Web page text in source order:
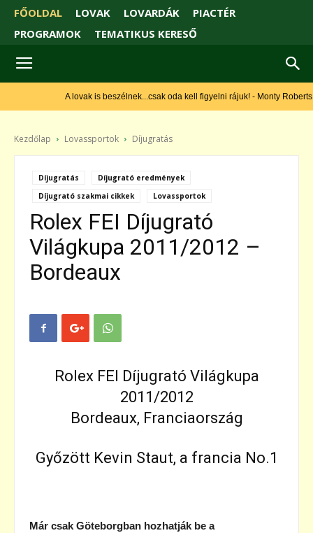
FŐOLDAL LOVAK LOVARDÁK
PIACTÉR
PROGRAMOK
TEMATIKUS KERESŐ
A lovak is beszélnek...csak oda kell figyelni rájuk! - Monty Roberts
Kezdőlap Lovassportok Díjugratás
Díjugratás
Díjugrató eredmények
Díjugrató szakmai cikkek
Lovassportok
Rolex FEI Díjugrató
Világkupa 2011/2012 –
Bordeaux
Rolex FEI Díjugrató Világkupa
2011/2012
Bordeaux, Franciaország
Győzött Kevin Staut, a francia No.1
Már csak Göteborgban hozhatják be a